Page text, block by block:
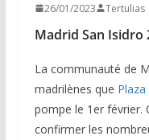
26/01/2023 Tertulias
Madrid San Isidro
La communauté de
madrilènes que Plaza
pompe le 1er février.
confirmer les